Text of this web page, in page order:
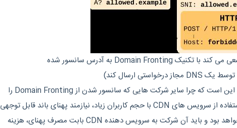
(در عکس بالا کلاینت سعی می کند با تکنیک Domain Fronting به آدرس سانسور شده
سوالی که پیش می آید این است که چرا سایر شرکت هایی که سانسور شدن از Domain Fronting را
پیاده سازی نکردند ؟ استفاده از سرویس های CDN با حجم کاربران زیاد، نیازمند پهنای باند قابل توجهی
است که شامل هزینه خواهد بود و باید آن شرکت به سرویس دهنده CDN بابت مصرف پهنای، هزینه